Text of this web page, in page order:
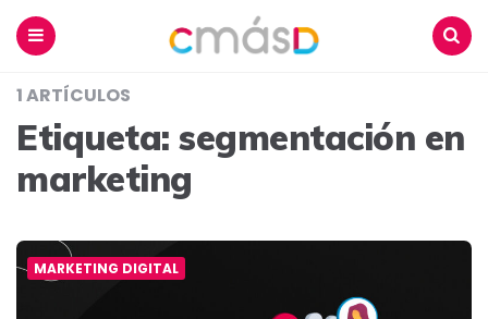
1 ARTÍCULOS
Etiqueta: segmentación en
marketing
MARKETING DIGITAL